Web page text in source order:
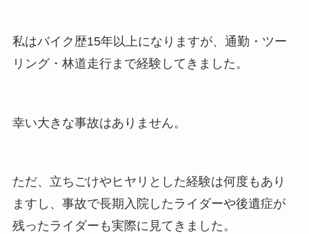
私はバイク歴15年以上になりますが、通勤・ツー
リング・林道走行まで経験してきました。
幸い大きな事故はありません。
ただ、立ちごけやヒヤリとした経験は何度もあり
ますし、事故で長期入院したライダーや後遺症が
残ったライダーも実際に見てきました。